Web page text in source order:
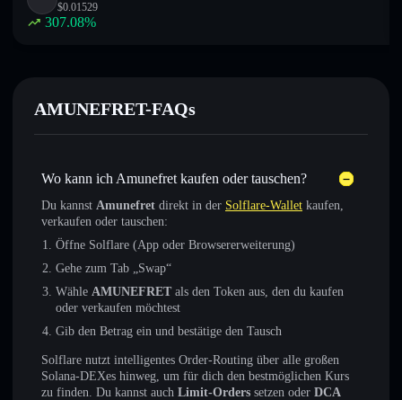
$0.01529
307.08%
AMUNEFRET-FAQs
Wo kann ich Amunefret kaufen oder tauschen?
Du kannst Amunefret direkt in der Solflare-Wallet kaufen,
verkaufen oder tauschen:
Öffne Solflare (App oder Browsererweiterung)
Gehe zum Tab „Swap“
Wähle AMUNEFRET als den Token aus, den du kaufen
oder verkaufen möchtest
Gib den Betrag ein und bestätige den Tausch
Solflare nutzt intelligentes Order-Routing über alle großen
Solana-DEXes hinweg, um für dich den bestmöglichen Kurs
zu finden. Du kannst auch Limit-Orders setzen oder DCA